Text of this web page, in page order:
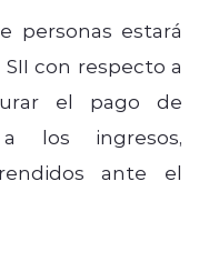
personas estará
con respecto a
el pago de
los ingresos,
ante el